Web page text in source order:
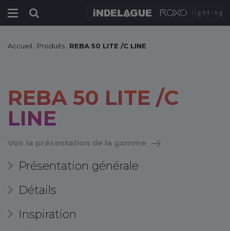
Accueil Produits REBA 50 LITE /C LINE
REBA 50 LITE /C
LINE
Voir la présentation de la gamme
Présentation générale
Détails
Inspiration